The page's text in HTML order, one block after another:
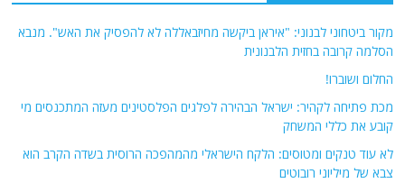
מקור ביטחוני לבנוני: "איראן ביקשה מחיזבאללה לא להפסיק את האש". מנבא
הסלמה קרובה בחזית הלבנונית
החלום ושוברו!
מכת פתיחה לקהיר: ישראל הבהירה לפלגים הפלסטינים מעזה המתכנסים מי
קובע את כללי המשחק
לא עוד טנקים ומטוסים: הלקח הישראלי מהמהפכה הרוסית בשדה הקרב הוא
צבא של מיליוני רובוטים